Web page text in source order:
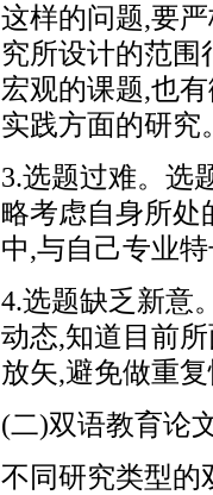
这样的问题,要
究所设计的范围
宏观的课题,也
实践方面的研究
3.选题过难。选
略考虑自身所处
中,与自己专业
4.选题缺乏新意
动态,知道目前
放矢,避免做重
(二)双语教育论
不同研究类型的